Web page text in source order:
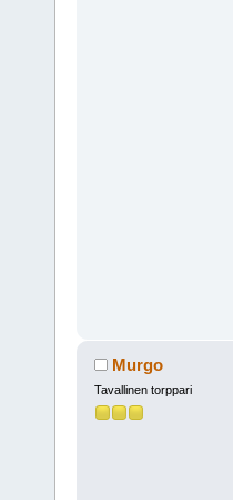
Murgo
Tavallinen torppari